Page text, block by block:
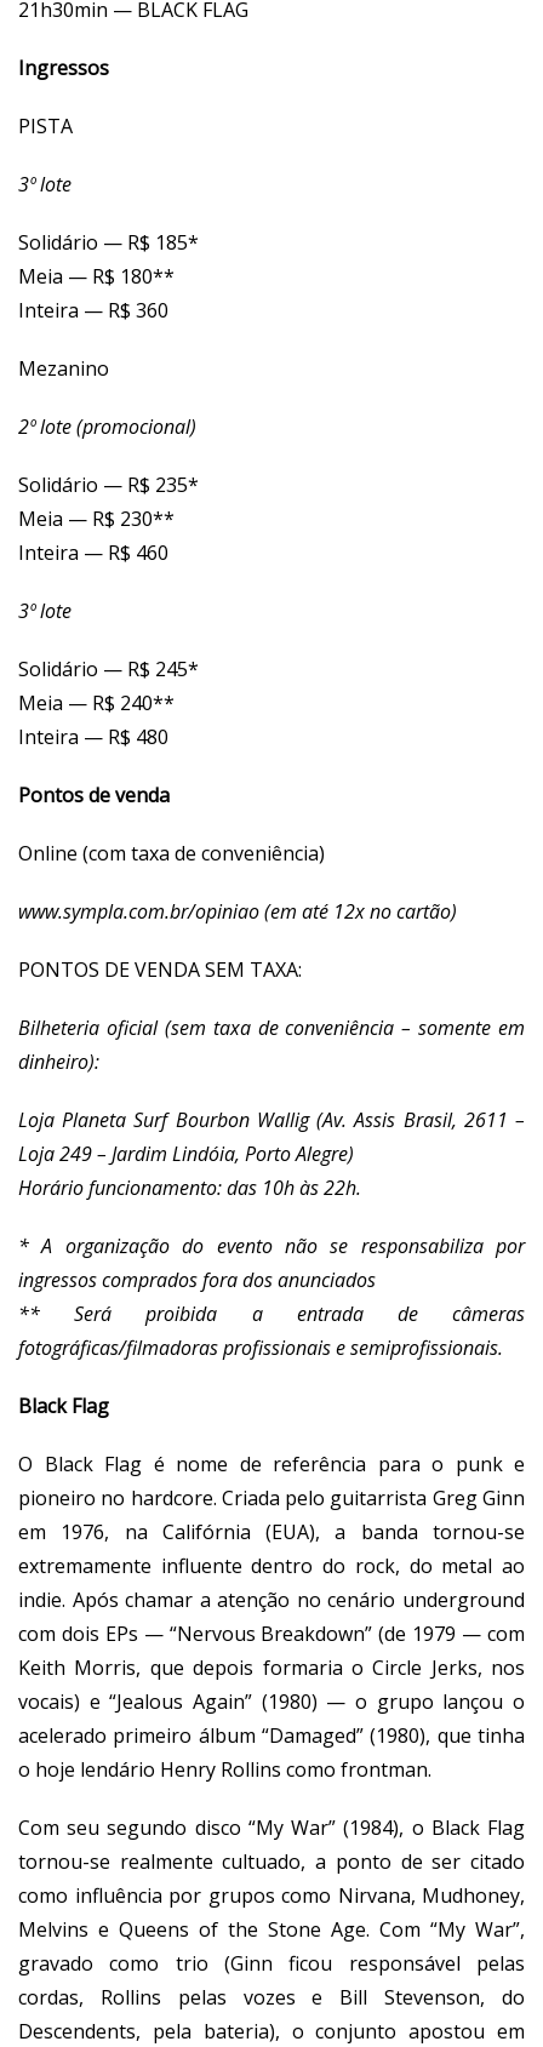
21h30min — BLACK FLAG
Ingressos
PISTA
3º lote
Solidário — R$ 185*
Meia — R$ 180**
Inteira — R$ 360
Mezanino
2º lote (promocional)
Solidário — R$ 235*
Meia — R$ 230**
Inteira — R$ 460
3º lote
Solidário — R$ 245*
Meia — R$ 240**
Inteira — R$ 480
Pontos de venda
Online (com taxa de conveniência)
www.sympla.com.br/opiniao(em até 12x no cartão)
PONTOS DE VENDA SEM TAXA:
Bilheteria oficial (sem taxa de conveniência – somente em
dinheiro):
Loja Planeta Surf Bourbon Wallig (Av. Assis Brasil, 2611 –
Loja 249 – Jardim Lindóia, Porto Alegre)
Horário funcionamento: das 10h às 22h.
* A organização do evento não se responsabiliza por
ingressos comprados fora dos anunciados
** Será proibida a entrada de câmeras
fotográficas/filmadoras profissionais e semiprofissionais.
Black Flag
O Black Flag é nome de referência para o punk e
pioneiro no hardcore. Criada pelo guitarrista Greg Ginn
em 1976, na Califórnia (EUA), a banda tornou-se
extremamente influente dentro do rock, do metal ao
indie. Após chamar a atenção no cenário underground
com dois EPs — “Nervous Breakdown” (de 1979 — com
Keith Morris, que depois formaria o Circle Jerks, nos
vocais) e “Jealous Again” (1980) — o grupo lançou o
acelerado primeiro álbum “Damaged” (1980), que tinha
o hoje lendário Henry Rollins como frontman.
Com seu segundo disco “My War” (1984), o Black Flag
tornou-se realmente cultuado, a ponto de ser citado
como influência por grupos como Nirvana, Mudhoney,
Melvins e Queens of the Stone Age. Com “My War”,
gravado como trio (Ginn ficou responsável pelas
cordas, Rollins pelas vozes e Bill Stevenson, do
Descendents, pela bateria), o conjunto apostou em